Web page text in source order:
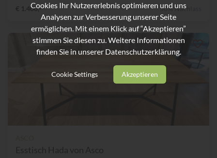
€ 1.400,- 50% Nachlass
Cookies Ihr Nutzererlebnis optimieren und uns
Analysen zur Verbesserung unserer Seite
ermöglichen. Mit einem Klick auf “Akzeptieren”
stimmen Sie diesen zu. Weitere Informationen
finden Sie in unserer Datenschutzerklärung.
Cookie Settings Akzeptieren